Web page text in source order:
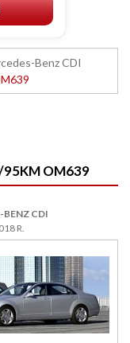
Benz CDI
95KM OM639
BENZ CDI
R.